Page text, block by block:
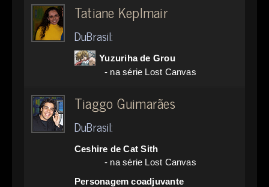
Tatiane Keplmair
DuBrasil:
Yuzuriha de Grou
- na série Lost Canvas
Tiaggo Guimarães
DuBrasil:
Ceshire de Cat Sith
- na série Lost Canvas
Personagem coadjuvante